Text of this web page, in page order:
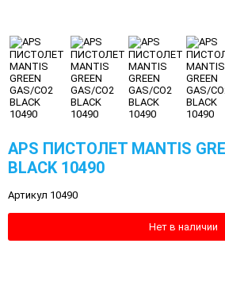
APS ПИСТОЛЕТ MANTIS
BLACK 10490
Артикул 10490
Нет в наличии